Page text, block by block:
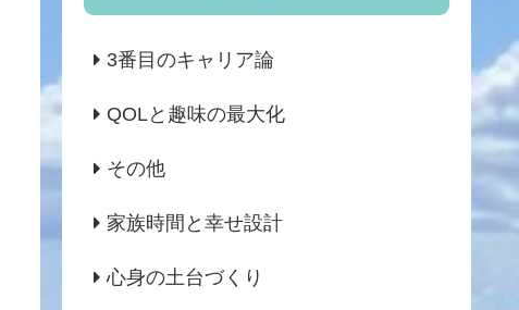
3番目のキャリア論
QOLと趣味の最大化
その他
家族時間と幸せ設計
心身の土台づくり